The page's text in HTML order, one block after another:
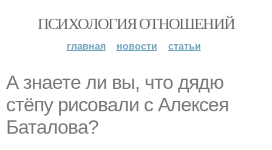
ПСИХОЛОГИЯ ОТНОШЕНИЙ
главная новости статьи
А знаете ли вы, что дядю
стёпу рисовали с Алексея
Баталова?